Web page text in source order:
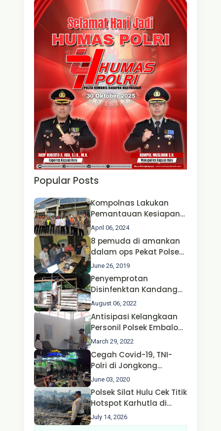
Popular Posts
Kompolnas Lakukan
Pemantauan Kesiapan
Operasi Ketupat 2024 di
Polda Jatim Bersama
Kapolri dan Menteri
Perhubungan
April 06, 2024
8 pemuda di amankan
dalam ops Pekat Polsek
Jongkong
June 26, 2019
Penyemprotan
Disinfenktan Kandang
Ternak Kambing warga
Oleh Satgas Ops Aman
Nusa II Polda Kalbar*
August 06, 2022
Antisipasi Kelangkaan
Personil Polsek Embaloh
Hulu Gencar Lakukan
Pengecekan Oksigen
March 29, 2022
Cegah Covid-19, TNI-
Polri di Jongkong
Himbau Masyarakat
Jangan Kumpul Hinga
Larut Malam.
June 03, 2020
Polsek Silat Hulu Cek Titik
Hotspot Karhutla di
Desa Nanga Dangkan,
Api Ditemukan Sudah
July 14, 2026